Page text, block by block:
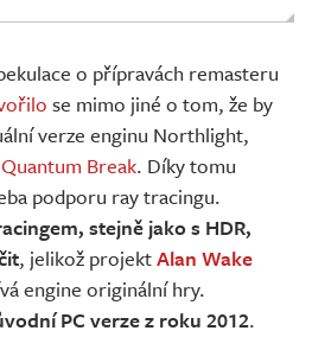
o přípravách remasteru
se mimo jiné o tom, že by
verze enginu Northlight,
Quantum Break. Díky tomu
podporu ray tracingu.
stejně jako s HDR,
, jelikož projektAlan Wake
engine originální hry.
PC verze z roku 2012.